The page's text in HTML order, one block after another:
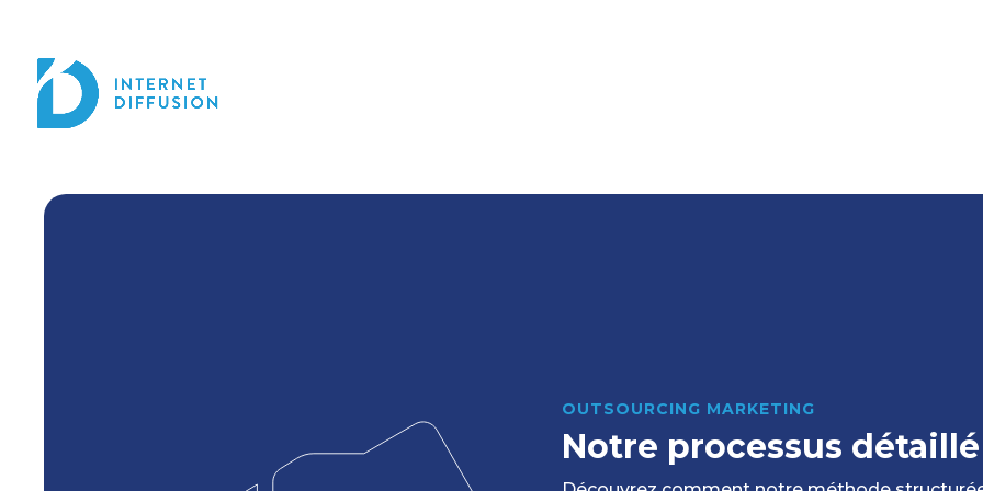
OUTSOURCING MARKETING
Notre processus détaillé